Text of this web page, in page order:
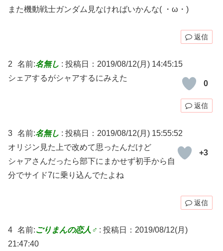
また機動戦士ガンダム見なければいかんな( ・ω・)
返信
2 名前:名無し : 投稿日：2019/08/12(月) 14:45:15
0
シェアするがシャアするにみえた
返信
3 名前:名無し : 投稿日：2019/08/12(月) 15:55:52
+3
オリジン見た上で改めて思ったんだけど
シャアさんだったら部下にまかせず初手から自
分でサイド7に乗り込んでたよね
返信
4 名前:ごりまんの恋人♂ : 投稿日：2019/08/12(月)
21:47:40